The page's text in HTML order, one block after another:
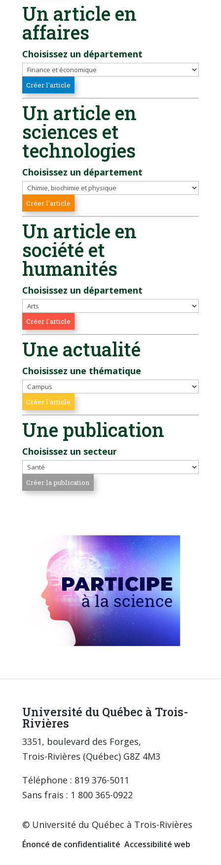
Un article en
affaires
Choisissez un département
Un article en
sciences et
technologies
Choisissez un département
Un article en
société et
humanités
Choisissez un département
Une actualité
Choisissez une thématique
Une publication
Choisissez un secteur
Université du Québec à Trois-
Rivières
3351, boulevard des Forges,
Trois-Rivières (Québec) G8Z 4M3
Téléphone : 819 376-5011
Sans frais : 1 800 365-0922
© Université du Québec à Trois-Rivières
Énoncé de confidentialité Accessibilité web